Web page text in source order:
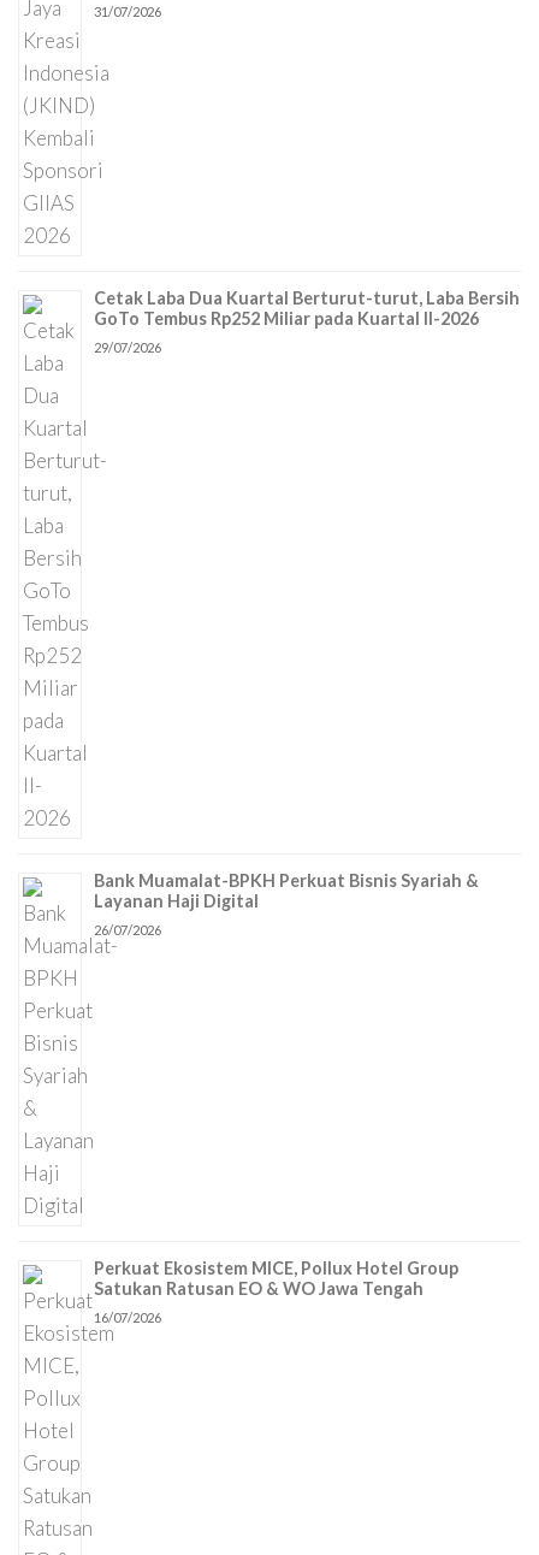
31/07/2026
Cetak Laba Dua Kuartal Berturut-turut, Laba Bersih
GoTo Tembus Rp252 Miliar pada Kuartal II-2026
29/07/2026
Bank Muamalat-BPKH Perkuat Bisnis Syariah &
Layanan Haji Digital
26/07/2026
Perkuat Ekosistem MICE, Pollux Hotel Group
Satukan Ratusan EO & WO Jawa Tengah
16/07/2026